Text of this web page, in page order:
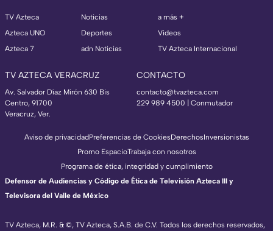
TV Azteca
Azteca UNO
Azteca 7
Noticias
Deportes
adn Noticias
a más +
Videos
TV Azteca Internacional
TV AZTECA VERACRUZ
Av. Salvador Díaz Mirón 630 Bis
Centro, 91700
Veracruz, Ver.
CONTACTO
contacto@tvazteca.com
229 989 4500 | Conmutador
TV Azteca, M.R. & ©, TV Azteca, S.A.B. de C.V. Todos los derechos reservados,
Aviso de privacidadPreferencias de CookiesDerechosInversionistas
Promo EspacioTrabaja con nosotros
Programa de ética, integridad y cumplimiento
Defensor de Audiencias y Código de Ética de Televisión Azteca III y
Televisora del Valle de México